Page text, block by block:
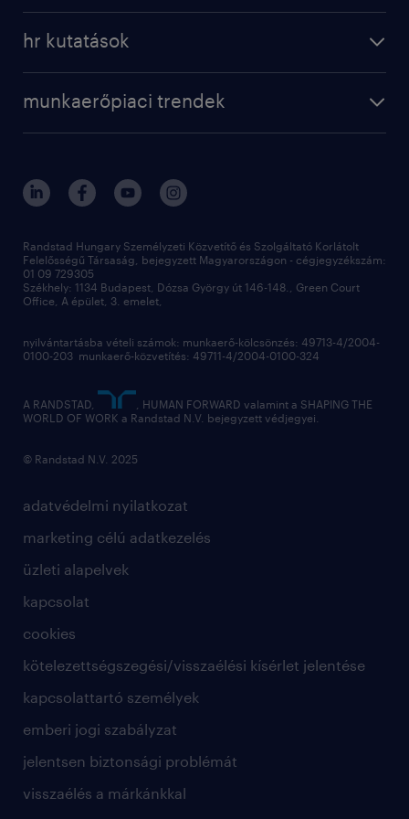
karrier tippek
kapcsolat
operational
kapcsolat
hr kutatások
employer brand research
munkaerőpiaci trendek
hr kutatások
kiválasztás
megtartás
munkahelyi teljesítmény
toborzás
munkaerőpiac
hírlevél
adatvédelmi nyilatkozat
marketing célú adatkezelés
üzleti alapelvek
kapcsolat
cookies
kötelezettségszegési/visszaélési kísérlet jelentése
kapcsolattartó személyek
emberi jogi szabályzat
jelentsen biztonsági problémát
visszaélés a márkánkkal
Randstad Hungary Személyzeti Közvetítő és Szolgáltató Korlátolt
Felelősségű Társaság, bejegyzett Magyarországon - cégjegyzékszám:
01 09 729305
Székhely: 1134 Budapest, Dózsa György út 146-148., Green Court
Office, A épület, 3. emelet,
nyilvántartásba vételi számok: munkaerő-kölcsönzés: 49713-4/2004-
0100-203 munkaerő-közvetítés: 49711-4/2004-0100-324
A RANDSTAD,
, HUMAN FORWARD valamint a SHAPING THE
WORLD OF WORK a Randstad N.V. bejegyzett védjegyei.
© Randstad N.V. 2025